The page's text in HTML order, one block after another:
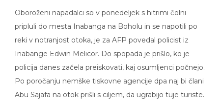
Oboroženi napadalci so v ponedeljek s hitrimi čolni
pripluli do mesta Inabanga na Boholu in se napotili po
reki v notranjost otoka, je za AFP povedal policist iz
Inabange Edwin Melicor. Do spopada je prišlo, ko je
policija danes začela preiskovati, kaj osumljenci počnejo.
Po poročanju nemške tiskovne agencije dpa naj bi člani
Abu Sajafa na otok prišli s ciljem, da ugrabijo tuje turiste.